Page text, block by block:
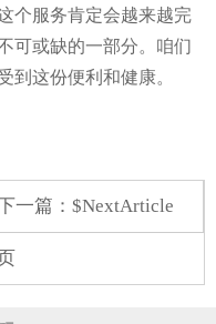
个服务肯定会越来越完
可或缺的一部分。咱们
到这份便利和健康。
一篇：$NextArticle